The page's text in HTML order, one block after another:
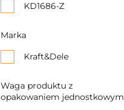
KD1686-Z
Marka
Kraft&Dele
Waga produktu z
opakowaniem jednostkowym